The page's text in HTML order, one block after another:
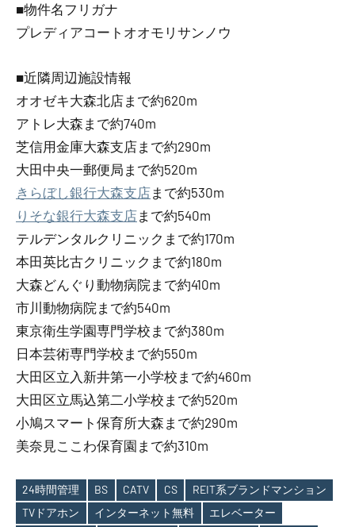
■物件名フリガナ
プレディアコートオオモリサンノウ
■近隣周辺施設情報
オオゼキ大森北店まで約620m
アトレ大森まで約740m
芝信用金庫大森支店まで約290m
大田中央一郵便局まで約520m
きらぼし銀行大森支店まで約530m
りそな銀行大森支店まで約540m
テルデンタルクリニックまで約170m
本田英比古クリニックまで約180m
大森どんぐり動物病院まで約410m
市川動物病院まで約540m
東京衛生学園専門学校まで約380m
日本芸術専門学校まで約550m
大田区立入新井第一小学校まで約460m
大田区立馬込第二小学校まで約520m
小鳩スマート保育所大森まで約290m
美奈見ここわ保育園まで約310m
24時間管理 BS CATV CS
REIT系ブランドマンション
TVドアホン
インターネット無料
エレベーター